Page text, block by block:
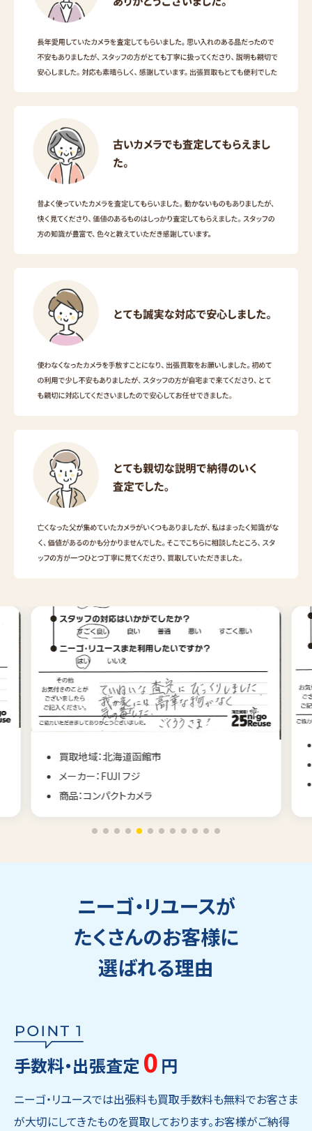
メーカー：CONTAX コンタックス
商品：コンパクトカメラ
ニーゴ・リユースが
たくさんのお客様に
選ばれる理由
手数料・出張査定 0 円
ニーゴ・リユースでは出張料も買取手数料も無料でお客さま
が大切にしてきたものを買取しております。お客様がご納得